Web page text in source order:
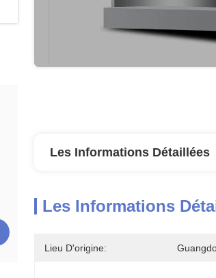
Les Informations Détaillées
Les Informations
Lieu D'origine: